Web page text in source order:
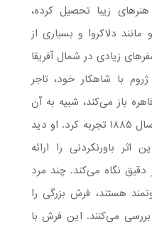
زیبا تحصیل کرده،
دلاکروا و بسیاری از
زیادی در شمال آفریقا
با شاهکار خود، تاجر
باز می‌کند، شبیه به آن
چیزی که در سفر شرق خود، در سال ۱۸۸۵ تجربه کرد. او دید
باورنکردنی را ارائه
نگاه می‌کند. چند مرد
هستند، فرش بزرگی را
می‌کنند. این فرش با